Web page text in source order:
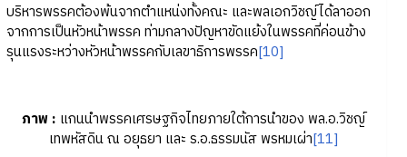
บริหารพรรคต้องพ้นจากตำแหน่งทั้งคณะ และพลเอกวิชญ์ได้ลาออก
จากการเป็นหัวหน้าพรรค ท่ามกลางปัญหาขัดแย้งในพรรคที่ค่อนข้าง
รุนแรงระหว่างหัวหน้าพรรคกับเลขาธิการพรรค[10]
ภาพ : แกนนำพรรคเศรษฐกิจไทยภายใต้การนำของ พล.อ.วิชญ์
เทพหัสดิน ณ อยุธยา และ ร.อ.ธรรมนัส พรหมเผ่า[11]